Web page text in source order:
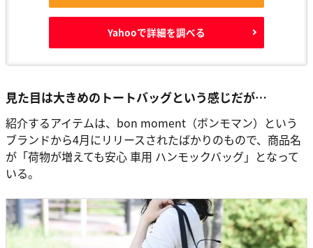
Yahooで詳細を調べる
見た目は大きめのトートバッグという感じだが…
紹介するアイテムは、bon moment（ボンモマン）という
ブランドから4月にリリースされたばかりのもので、商品名
が「荷物が増えても安心 車用 ハンモックバッグ」となって
いる。